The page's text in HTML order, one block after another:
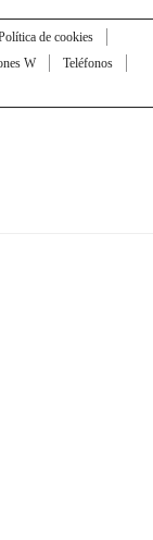
de cookies
W
Teléfonos